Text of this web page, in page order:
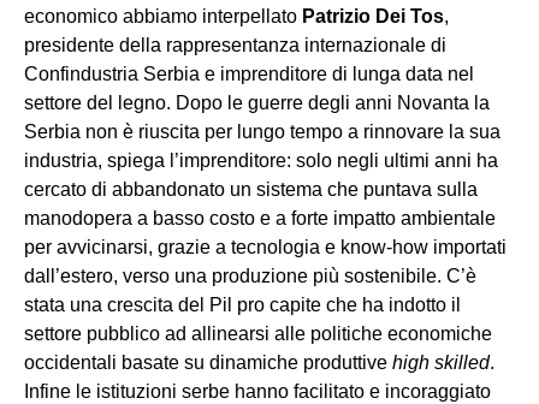
economico abbiamo interpellato Patrizio Dei Tos,
presidente della rappresentanza internazionale di
Confindustria Serbia e imprenditore di lunga data nel
settore del legno. Dopo le guerre degli anni Novanta la
Serbia non è riuscita per lungo tempo a rinnovare la sua
industria, spiega l’imprenditore: solo negli ultimi anni ha
cercato di abbandonato un sistema che puntava sulla
manodopera a basso costo e a forte impatto ambientale
per avvicinarsi, grazie a tecnologia e know-how importati
dall’estero, verso una produzione più sostenibile. C’è
stata una crescita del Pil pro capite che ha indotto il
settore pubblico ad allinearsi alle politiche economiche
occidentali basate su dinamiche produttive high skilled.
Infine le istituzioni serbe hanno facilitato e incoraggiato